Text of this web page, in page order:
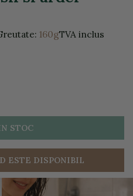
160gTVA inclus
STOC
ESTE DISPONIBIL